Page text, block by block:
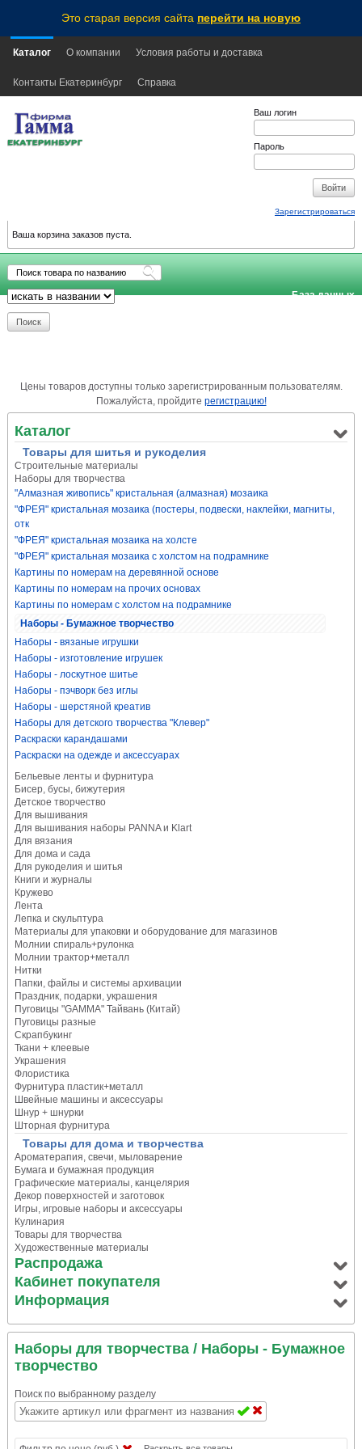
Это старая версия сайта перейти на новую
Каталог О компании Условия работы и доставка
Контакты Екатеринбург Справка
Ваш логин
Пароль
Зарегистрироваться
Ваша корзина заказов пуста.
База данных
Цены товаров доступны только зарегистрированным пользователям.
Пожалуйста, пройдите регистрацию!
Каталог
Товары для шитья и рукоделия
Строительные материалы
Наборы для творчества
"Алмазная живопись" кристальная (алмазная) мозаика
"ФРЕЯ" кристальная мозаика (постеры, подвески, наклейки, магниты,
отк
"ФРЕЯ" кристальная мозаика на холсте
"ФРЕЯ" кристальная мозаика с холстом на подрамнике
Картины по номерам на деревянной основе
Картины по номерам на прочих основах
Картины по номерам с холстом на подрамнике
Наборы - Бумажное творчество
Наборы - вязаные игрушки
Наборы - изготовление игрушек
Наборы - лоскутное шитье
Наборы - пэчворк без иглы
Наборы - шерстяной креатив
Наборы для детского творчества "Клевер"
Раскраски карандашами
Раскраски на одежде и аксессуарах
Бельевые ленты и фурнитура
Бисер, бусы, бижутерия
Детское творчество
Для вышивания
Для вышивания наборы PANNA и Klart
Для вязания
Для дома и сада
Для рукоделия и шитья
Книги и журналы
Кружево
Лента
Лепка и скульптура
Материалы для упаковки и оборудование для магазинов
Молнии спираль+рулонка
Молнии трактор+металл
Нитки
Папки, файлы и системы архивации
Праздник, подарки, украшения
Пуговицы "GAMMA" Тайвань (Китай)
Пуговицы разные
Скрапбукинг
Ткани + клеевые
Украшения
Флористика
Фурнитура пластик+металл
Швейные машины и аксессуары
Шнур + шнурки
Шторная фурнитура
Товары для дома и творчества
Ароматерапия, свечи, мыловарение
Бумага и бумажная продукция
Графические материалы, канцелярия
Декор поверхностей и заготовок
Игры, игровые наборы и аксессуары
Кулинария
Товары для творчества
Художественные материалы
Распродажа
Кабинет покупателя
Информация
Наборы для творчества / Наборы - Бумажное
творчество
Поиск по выбранному разделу